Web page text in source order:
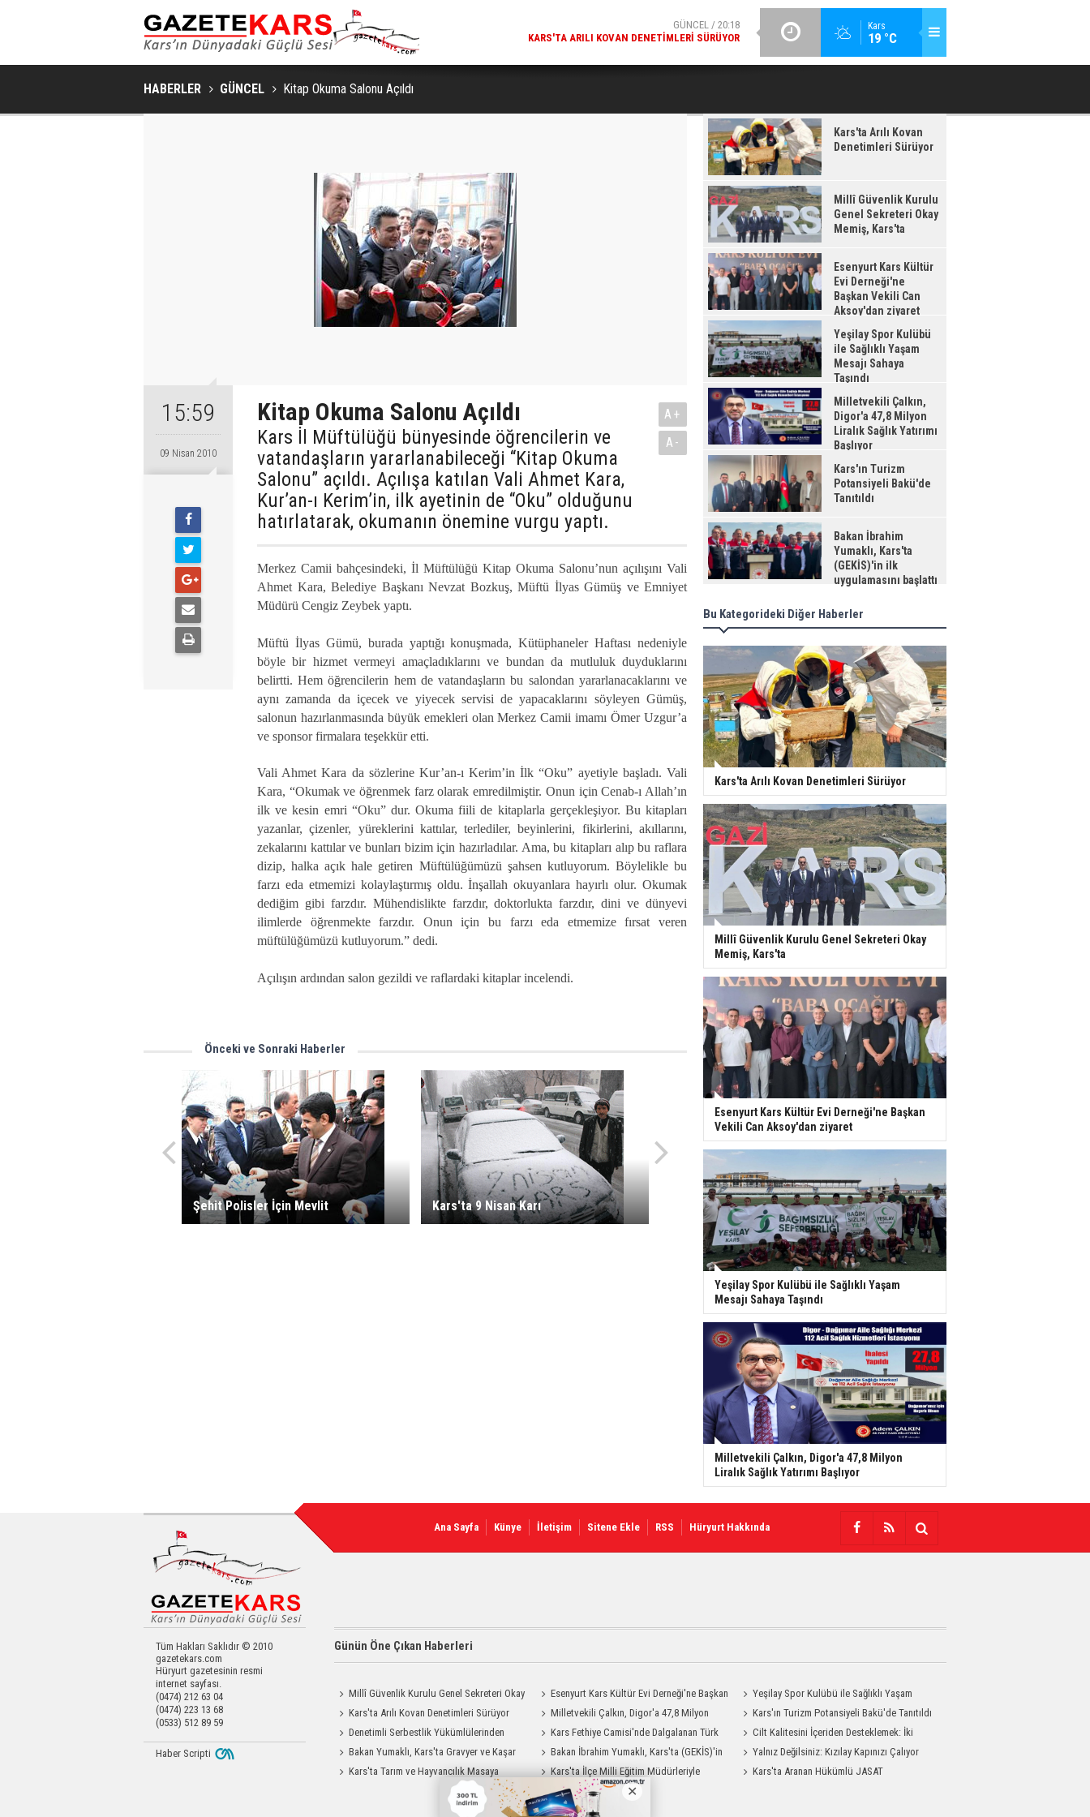
Kars
19 °C
GÜNCEL / 20:17
MILLÎ GÜVENLIK KURULU GENEL SEKRETERI OKAY MEMIŞ,
ESENYURT KARS KÜLTÜR EVI DERNEĞI'NE BAŞKAN VEKILI CAN
HABERLER GÜNCEL Kitap Okuma Salonu Açıldı
15:59
09 Nisan 2010
Kitap Okuma Salonu Açıldı
Kars İl Müftülüğü bünyesinde öğrencilerin ve
vatandaşların yararlanabileceği “Kitap Okuma
Salonu” açıldı. Açılışa katılan Vali Ahmet Kara,
Kur’an-ı Kerim’in, ilk ayetinin de “Oku” olduğunu
hatırlatarak, okumanın önemine vurgu yaptı.
A+
A-
Merkez Camii bahçesindeki, İl Müftülüğü Kitap Okuma Salonu’nun açılışını Vali
Ahmet Kara, Belediye Başkanı Nevzat Bozkuş, Müftü İlyas Gümüş ve Emniyet
Müdürü Cengiz Zeybek yaptı.
Müftü İlyas Gümü, burada yaptığı konuşmada, Kütüphaneler Haftası nedeniyle
böyle bir hizmet vermeyi amaçladıklarını ve bundan da mutluluk duyduklarını
belirtti. Hem öğrencilerin hem de vatandaşların bu salondan yararlanacaklarını ve
aynı zamanda da içecek ve yiyecek servisi de yapacaklarını söyleyen Gümüş,
salonun hazırlanmasında büyük emekleri olan Merkez Camii imamı Ömer Uzgur’a
ve sponsor firmalara teşekkür etti.
Vali Ahmet Kara da sözlerine Kur’an-ı Kerim’in İlk “Oku” ayetiyle başladı. Vali
Kara, “Okumak ve öğrenmek farz olarak emredilmiştir. Onun için Cenab-ı Allah’ın
ilk ve kesin emri “Oku” dur. Okuma fiili de kitaplarla gerçekleşiyor. Bu kitapları
yazanlar, çizenler, yüreklerini kattılar, terlediler, beyinlerini, fikirlerini, akıllarını,
zekalarını kattılar ve bunları bizim için hazırladılar. Ama, bu kitapları alıp bu raflara
dizip, halka açık hale getiren Müftülüğümüzü şahsen kutluyorum. Böylelikle bu
farzı eda etmemizi kolaylaştırmış oldu. İnşallah okuyanlara hayırlı olur. Okumak
dediğim gibi farzdır. Mühendislikte farzdır, doktorlukta farzdır, dini ve dünyevi
ilimlerde öğrenmekte farzdır. Onun için bu farzı eda etmemize fırsat veren
müftülüğümüzü kutluyorum.” dedi.
Açılışın ardından salon gezildi ve raflardaki kitaplar incelendi.
Önceki ve Sonraki Haberler
Şehit Polisler İçin Mevlit Kars'ta 9 Nisan Karı
Kars'ta Arılı Kovan
Denetimleri Sürüyor
Millî Güvenlik Kurulu
Genel Sekreteri Okay
Memiş, Kars'ta
Esenyurt Kars Kültür
Evi Derneği'ne
Başkan Vekili Can
Aksoy'dan ziyaret
Yeşilay Spor Kulübü
ile Sağlıklı Yaşam
Mesajı Sahaya
Taşındı
Milletvekili Çalkın,
Digor'a 47,8 Milyon
Liralık Sağlık Yatırımı
Başlıyor
Kars'ın Turizm
Potansiyeli Bakü'de
Tanıtıldı
Bakan İbrahim
Yumaklı, Kars'ta
(GEKİS)'in ilk
uygulamasını başlattı
Bu Kategorideki Diğer Haberler
Kars'ta Arılı Kovan Denetimleri Sürüyor
Millî Güvenlik Kurulu Genel Sekreteri Okay
Memiş, Kars'ta
Esenyurt Kars Kültür Evi Derneği'ne Başkan
Vekili Can Aksoy'dan ziyaret
Yeşilay Spor Kulübü ile Sağlıklı Yaşam
Mesajı Sahaya Taşındı
Milletvekili Çalkın, Digor'a 47,8 Milyon
Liralık Sağlık Yatırımı Başlıyor
Ana Sayfa Künye İletişim Sitene Ekle RSS Hüryurt Hakkında
Tüm Hakları Saklıdır © 2010
gazetekars.com
Hüryurt gazetesinin resmi
internet sayfası.
(0474) 212 63 04
(0474) 223 13 68
(0533) 512 89 59
Günün Öne Çıkan Haberleri
Millî Güvenlik Kurulu Genel Sekreteri Okay
Memiş, Kars'ta
Esenyurt Kars Kültür Evi Derneği'ne Başkan
Vekili Can Aksoy'dan ziyaret
Yeşilay Spor Kulübü ile Sağlıklı Yaşam
Mesajı Sahaya Taşındı
Kars'ta Arılı Kovan Denetimleri Sürüyor
Milletvekili Çalkın, Digor'a 47,8 Milyon
Liralık Sağlık Yatırımı Başlıyor
Kars'ın Turizm Potansiyeli Bakü'de Tanıtıldı
Denetimli Serbestlik Yükümlülerinden
Okula Temizlik Desteği
Kars Fethiye Camisi'nde Dalgalanan Türk
Bayrağı Görenlerin Beğenisini Topladı
Cilt Kalitesini İçeriden Desteklemek: İki
Enjeksiyon Uygulamasının Karşılaştırması
Bakan Yumaklı, Kars'ta Gravyer ve Kaşar
Üretim Tesisini Ziyaret Etti
Bakan İbrahim Yumaklı, Kars'ta (GEKİS)'in
ilk uygulamasını başlattı
Yalnız Değilsiniz: Kızılay Kapınızı Çalıyor
Kars'ta Tarım ve Hayvancılık Masaya
Kars'ta İlçe Milli Eğitim Müdürleriyle
Değerlendirme Toplantısı
Kars'ta Aranan Hükümlü JASAT
Haber Scripti